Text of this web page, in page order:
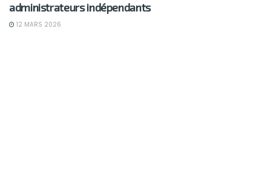
administrateurs indépendants
12 MARS 2026